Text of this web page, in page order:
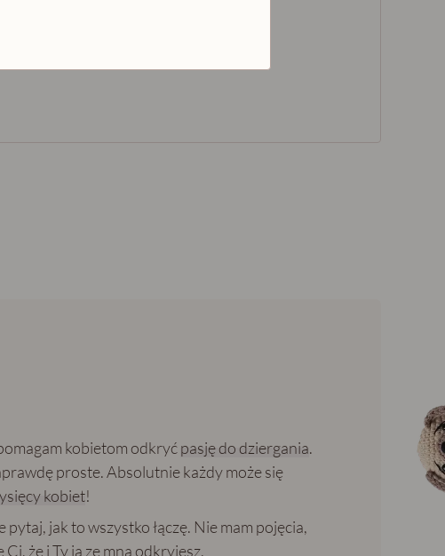
kobietom odkryćpasję do dziergania.
proste. Absolutnie każdy może się
kobiet!
jak to wszystko łączę. Nie mam pojęcia,
że i Ty ją ze mną odkryjesz.